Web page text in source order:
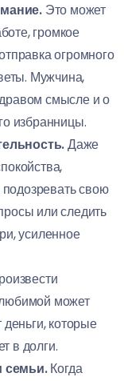
Это может
громкое
огромного
Мужчина,
смысле и о
избранницы.
Даже
свою
или следить
усиленное
может
деньги, которые
в долги.
семьи.Когда